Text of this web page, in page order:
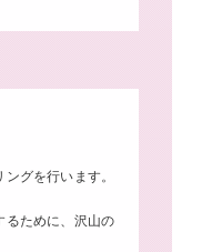
グを行います。
るために、沢山の